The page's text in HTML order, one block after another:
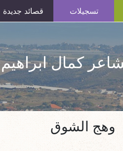
تسجيلات قصائد جديدة
كمال ابراهيم
وهج الشوق